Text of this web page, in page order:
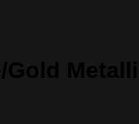
Metallic